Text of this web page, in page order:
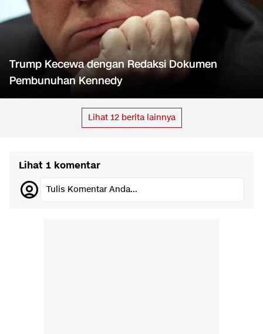
Trump Kecewa dengan Redaksi Dokumen
Pembunuhan Kennedy
Lihat 12berita lainnya
Lihat 1 komentar
Tulis Komentar Anda...